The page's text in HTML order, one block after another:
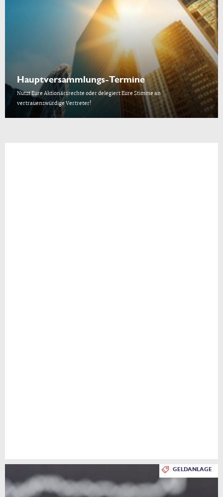
Hauptversammlungs-Termine
Nutzt Eure Aktionärsrechte oder delegiert Eure Stimme an
vertrauenswürdige Vertreter!
GELDANLAGE